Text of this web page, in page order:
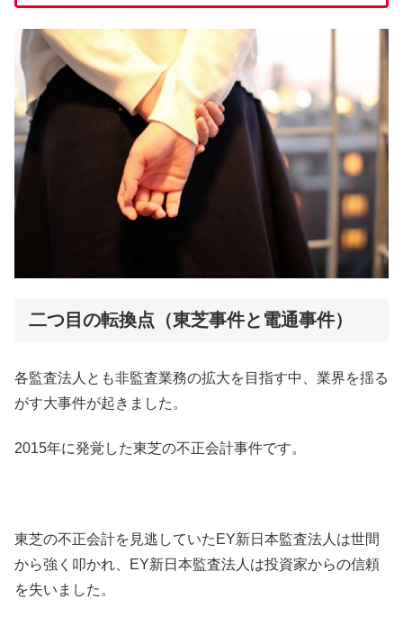
二つ目の転換点（東芝事件と電通事件）
各監査法人とも非監査業務の拡大を目指す中、業界を揺る
がす大事件が起きました。
2015年に発覚した東芝の不正会計事件です。
東芝の不正会計を見逃していたEY新日本監査法人は世間
から強く叩かれ、EY新日本監査法人は投資家からの信頼
を失いました。